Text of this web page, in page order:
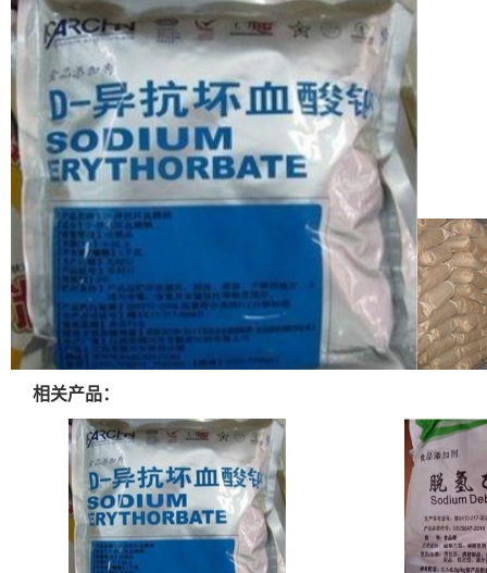
相关产品：